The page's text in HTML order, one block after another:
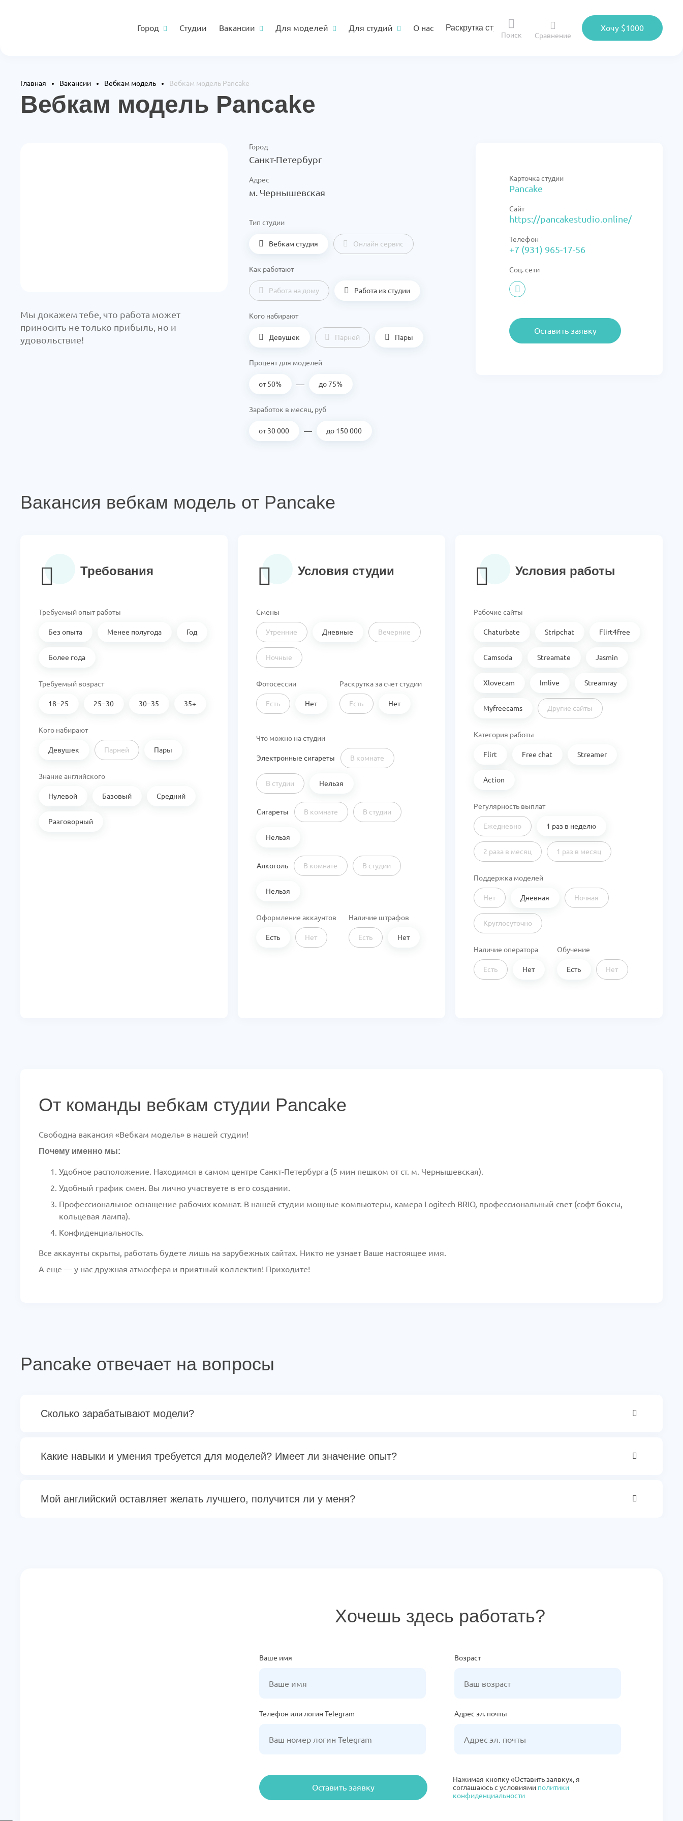
Город Студии Вакансии Для моделей Для студий О нас Раскрутка студии
Поиск Сравнение
Хочу $1000
Главная Вакансии Вебкам модель Вебкам модель Pancake
Вебкам модель Pancake
Мы докажем тебе, что работа может
приносить не только прибыль, но и
удовольствие!
Город
Санкт-Петербург
Адрес
м. Чернышевская
Тип студии
Вебкам студия Онлайн сервис
Как работают
Работа на дому Работа из студии
Кого набирают
Девушек Парней Пары
Процент для моделей
от 50% — до 75%
Заработок в месяц, руб
от 30 000 — до 150 000
Карточка студии
Pancake
Сайт
https://pancakestudio.online/
Телефон
+7 (931) 965-17-56
Соц. сети
Оставить заявку
Вакансия вебкам модель от Pancake
Требования
Требуемый опыт работы
Без опыта Менее полугода Год
Более года
Требуемый возраст
18−25 25−30 30−35 35+
Кого набирают
Девушек Парней Пары
Знание английского
Нулевой Базовый Средний
Разговорный
Условия студии
Смены
Утренние Дневные Вечерние
Ночные
Фотосессии
Есть Нет
Раскрутка за счет студии
Есть Нет
Что можно на студии
Электронные сигареты В комнате
В студии Нельзя
Сигареты В комнате В студии
Нельзя
Алкоголь В комнате В студии
Нельзя
Оформление аккаунтов
Есть Нет
Наличие штрафов
Есть Нет
Условия работы
Рабочие сайты
Chaturbate Stripchat Flirt4free
Camsoda Streamate Jasmin
Xlovecam Imlive Streamray
Myfreecams Другие сайты
Категория работы
Flirt Free chat Streamer
Action
Регулярность выплат
Ежедневно 1 раз в неделю
2 раза в месяц 1 раз в месяц
Поддержка моделей
Нет Дневная Ночная
Круглосуточно
Наличие оператора
Есть Нет
Обучение
Есть Нет
От команды вебкам студии Pancake
Свободна вакансия «Вебкам модель» в нашей студии!
Почему именно мы:
Удобное расположение. Находимся в самом центре Санкт-Петербурга (5 мин пешком от ст. м. Чернышевская).
Удобный график смен. Вы лично участвуете в его создании.
Профессиональное оснащение рабочих комнат. В нашей студии мощные компьютеры, камера Logitech BRIO, профессиональный свет (софт боксы,
кольцевая лампа).
Конфиденциальность.
Все аккаунты скрыты, работать будете лишь на зарубежных сайтах. Никто не узнает Ваше настоящее имя.
А еще — у нас дружная атмосфера и приятный коллектив! Приходите!
Pancake отвечает на вопросы
Сколько зарабатывают модели?
Какие навыки и умения требуется для моделей? Имеет ли значение опыт?
Мой английский оставляет желать лучшего, получится ли у меня?
Хочешь здесь работать?
Ваше имя Возраст
Телефон или логин Telegram Адрес эл. почты
Оставить заявку
Нажимая кнопку «Оставить заявку», я
соглашаюсь с условиями политики
конфиденциальности